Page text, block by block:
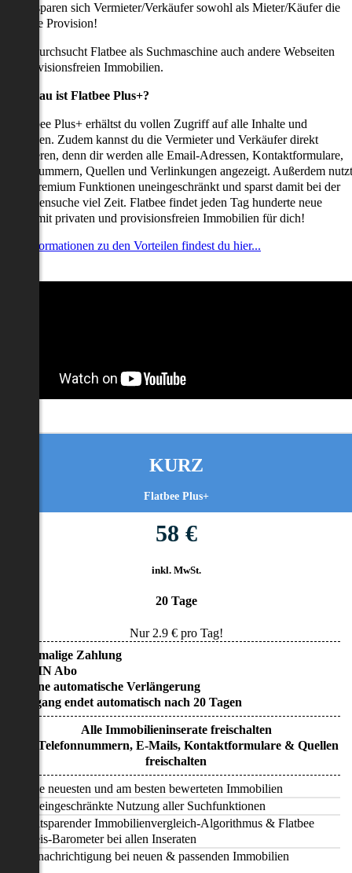
uns sparen sich Vermieter/Verkäufer sowohl als Mieter/Käufer die
Provision!
durchsucht Flatbee als Suchmaschine auch andere Webseiten
provisionsfreien Immobilien.
genau ist Flatbee Plus+?
Flatbee Plus+ erhältst du vollen Zugriff auf alle Inhalte und
Zudem kannst du die Vermieter und Verkäufer direkt
denn dir werden alle Email-Adressen, Kontaktformulare,
Quellen und Verlinkungen angezeigt. Außerdem nutzt
alle Premium Funktionen uneingeschränkt und sparst damit bei der
viel Zeit. Flatbee findet jeden Tag hunderte neue
mit privaten und provisionsfreien Immobilien für dich!
Informationen zu den Vorteilen findest du hier...
KURZ
Flatbee Plus+
58 €
inkl. MwSt.
20 Tage
Nur 2.9€ pro Tag!
• Einmalige Zahlung
• KEIN Abo
• Keine automatische Verlängerung
• Zugang endet automatisch nach 20 Tagen
Alle Immobilieninserate freischalten
Alle Telefonnummern, E-Mails, Kontaktformulare & Quellen
freischalten
Alle neuesten und am besten bewerteten Immobilien
Uneingeschränkte Nutzung aller Suchfunktionen
Zeitsparender Immobilienvergleich-Algorithmus & Flatbee
Preis-Barometer bei allen Inseraten
Benachrichtigung bei neuen & passenden Immobilien